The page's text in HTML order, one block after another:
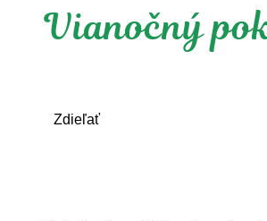
Vianočný
Zdieľať